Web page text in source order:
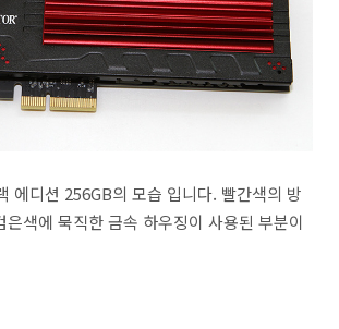
에디션 256GB의 모습 입니다. 빨간색의 방
은색에 묵직한 금속 하우징이 사용된 부분이